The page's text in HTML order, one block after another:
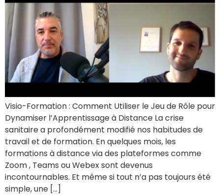
Visio-Formation : Comment Utiliser le Jeu de Rôle pour
Dynamiser l’Apprentissage à Distance La crise
sanitaire a profondément modifié nos habitudes de
travail et de formation. En quelques mois, les
formations à distance via des plateformes comme
Zoom , Teams ou Webex sont devenus
incontournables. Et même si tout n’a pas toujours été
simple, une […]